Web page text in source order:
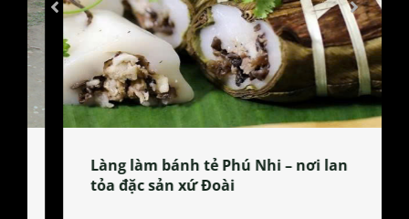
Làng làm bánh tẻ Phú Nhi – nơi lan
tỏa đặc sản xứ Đoài